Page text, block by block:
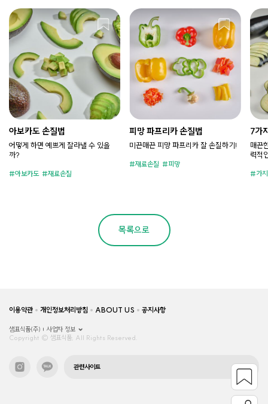
아보카도 손질법
어떻게 하면 예쁘게 잘라낼 수 있을
까?
아보카도 재료손질
피망 파프리카 손질법
미끈매끈 피망 파프리카 잘 손질하기!
재료손질 피망
7가
매끈
력적
가지
목록으로
이용약관 개인정보처리방침 ABOUT US 공지사항
샘표식품(주)
사업자 정보
Copyright © 샘표식품, All Rights Reserved.
관련사이트